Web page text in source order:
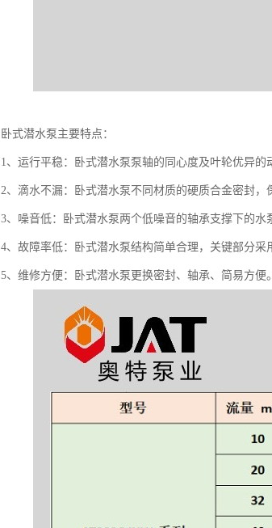
卧式潜水泵主要特点：
1、运行平稳：卧式潜水泵泵轴的同心度及叶轮优异的
2、滴水不漏：卧式潜水泵不同材质的硬质合金密封，
3、噪音低：卧式潜水泵两个低噪音的轴承支撑下的水
4、故障率低：卧式潜水泵结构简单合理，关键部分采
5、维修方便：卧式潜水泵更换密封、轴承、简易方便。